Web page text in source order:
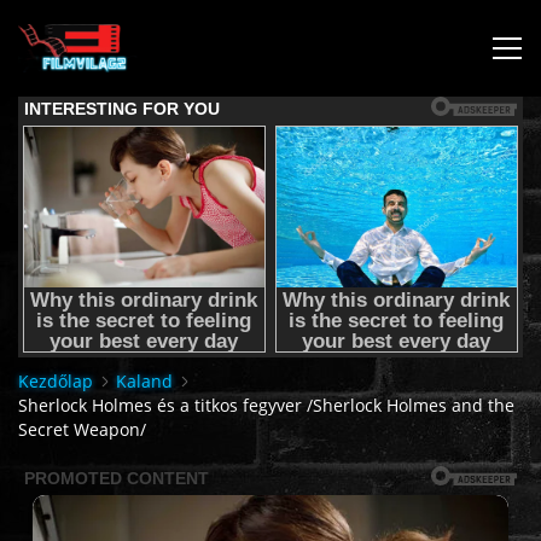
KEZDŐLAP
JOGI NYILATKOZAT,SEGÍTSÉG NYÚJTÁS,FELHASZNÁLÁSI
FELTÉTEL
AUDIO TRACK SWITCHING/HANGSÁV BEÁLLÍTÁSOK/
KÉRJÉL FILMET TŐLÜNK !
FILMEK (2026-OS)
Kezdőlap
Kaland
Sherlock Holmes és a titkos fegyver /Sherlock Holmes and the
Secret Weapon/